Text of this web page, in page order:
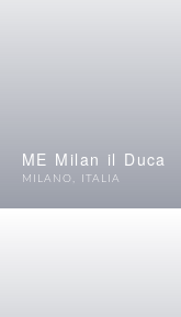
ME Milan il Duca
MILANO , ITALIA